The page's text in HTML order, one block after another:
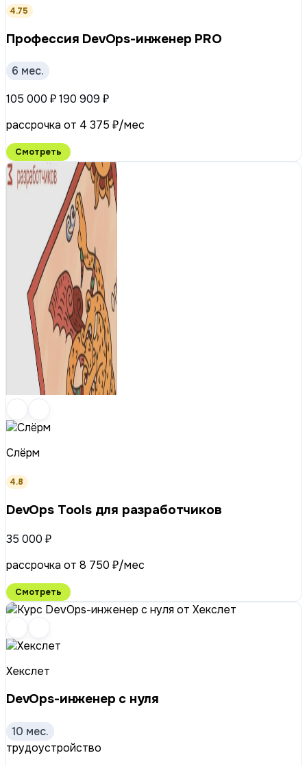
4.75
Профессия DevOps-инженер PRO
6 мес.
105 000 ₽190 909 ₽
рассрочка от 4 375 ₽/мес
Смотреть
Слёрм
4.8
DevOps Tools для разработчиков
35 000 ₽
рассрочка от 8 750 ₽/мес
Смотреть
Хекслет
DevOps-инженер с нуля
10 мес.
трудоустройство